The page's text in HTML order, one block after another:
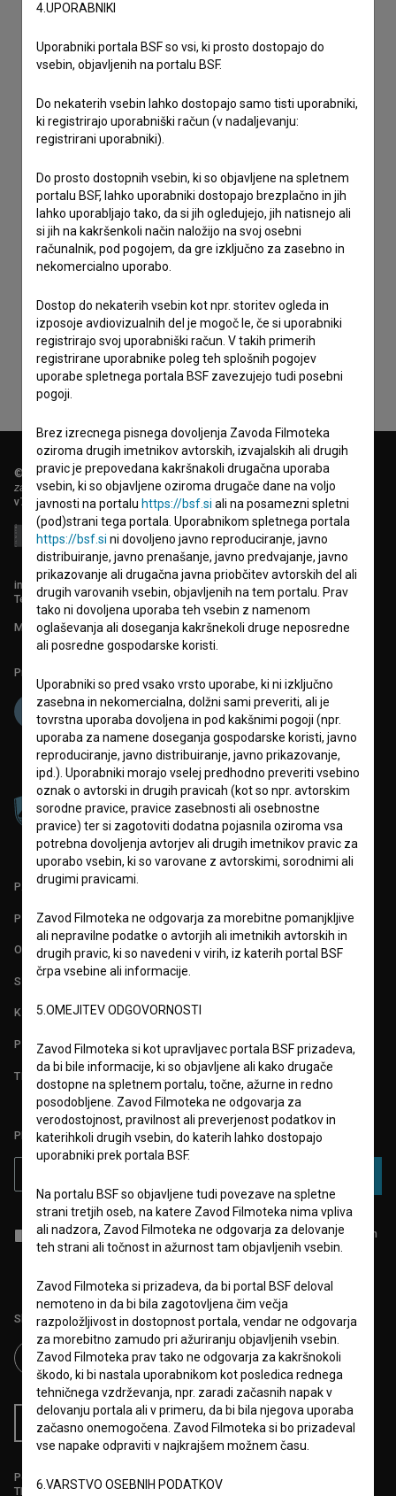
Sprejemamsplošne pogoje in dajem soglasje
zbiranje, hrambo in obdelavo osebnih podatkov.
© 2018-2026, Filmoteka,
zavod za širjenje filmske kulture
v7.151.0
info@filmoteka.si
Tehnična pomoč: podpora@bsf.si
Mednarodna številka ISSN 2670-787X
Projekt sofinancira:
PARTNERJI
POGOJI UPORABE
O PROJEKTU
STATISTIKA
KONTAKT
POGOSTA VPRAŠANJA
TEST FUNKCIONALNOSTI
PRIJAVITE SE NA BSF NOVIČNIK:
Sprejemamsplošne pogojein dajemsoglasjeza zbiranje, hrambo in
obdelavo osebnih podatkov.
Sledite nam na:
RSS novice RSS dogodki
Podprite nas z donacijo na
TRR: SI56 6100 0001 5706 684,
4.UPORABNIKI
Uporabniki portala BSF so vsi, ki prosto dostopajo do
vsebin, objavljenih na portalu BSF.
Do nekaterih vsebin lahko dostopajo samo tisti uporabniki,
ki registrirajo uporabniški račun (v nadaljevanju:
registrirani uporabniki).
Do prosto dostopnih vsebin, ki so objavljene na spletnem
portalu BSF, lahko uporabniki dostopajo brezplačno in jih
lahko uporabljajo tako, da si jih ogledujejo, jih natisnejo ali
si jih na kakršenkoli način naložijo na svoj osebni
računalnik, pod pogojem, da gre izključno za zasebno in
nekomercialno uporabo.
Dostop do nekaterih vsebin kot npr. storitev ogleda in
izposoje avdiovizualnih del je mogoč le, če si uporabniki
registrirajo svoj uporabniški račun. V takih primerih
registrirane uporabnike poleg teh splošnih pogojev
uporabe spletnega portala BSF zavezujejo tudi posebni
pogoji.
Brez izrecnega pisnega dovoljenja Zavoda Filmoteka
oziroma drugih imetnikov avtorskih, izvajalskih ali drugih
pravic je prepovedana kakršnakoli drugačna uporaba
vsebin, ki so objavljene oziroma drugače dane na voljo
javnosti na portalu https://bsf.si ali na posamezni spletni
(pod)strani tega portala. Uporabnikom spletnega portala
https://bsf.si ni dovoljeno javno reproduciranje, javno
distribuiranje, javno prenašanje, javno predvajanje, javno
prikazovanje ali drugačna javna priobčitev avtorskih del ali
drugih varovanih vsebin, objavljenih na tem portalu. Prav
tako ni dovoljena uporaba teh vsebin z namenom
oglaševanja ali doseganja kakršnekoli druge neposredne
ali posredne gospodarske koristi.
Uporabniki so pred vsako vrsto uporabe, ki ni izključno
zasebna in nekomercialna, dolžni sami preveriti, ali je
tovrstna uporaba dovoljena in pod kakšnimi pogoji (npr.
uporaba za namene doseganja gospodarske koristi, javno
reproduciranje, javno distribuiranje, javno prikazovanje,
ipd.). Uporabniki morajo vselej predhodno preveriti vsebino
oznak o avtorski in drugih pravicah (kot so npr. avtorskim
sorodne pravice, pravice zasebnosti ali osebnostne
pravice) ter si zagotoviti dodatna pojasnila oziroma vsa
potrebna dovoljenja avtorjev ali drugih imetnikov pravic za
uporabo vsebin, ki so varovane z avtorskimi, sorodnimi ali
drugimi pravicami.
Zavod Filmoteka ne odgovarja za morebitne pomanjkljive
ali nepravilne podatke o avtorjih ali imetnikih avtorskih in
drugih pravic, ki so navedeni v virih, iz katerih portal BSF
črpa vsebine ali informacije.
5.OMEJITEV ODGOVORNOSTI
Zavod Filmoteka si kot upravljavec portala BSF prizadeva,
da bi bile informacije, ki so objavljene ali kako drugače
dostopne na spletnem portalu, točne, ažurne in redno
posodobljene. Zavod Filmoteka ne odgovarja za
verodostojnost, pravilnost ali preverjenost podatkov in
katerihkoli drugih vsebin, do katerih lahko dostopajo
uporabniki prek portala BSF.
Na portalu BSF so objavljene tudi povezave na spletne
strani tretjih oseb, na katere Zavod Filmoteka nima vpliva
ali nadzora, Zavod Filmoteka ne odgovarja za delovanje
teh strani ali točnost in ažurnost tam objavljenih vsebin.
Zavod Filmoteka si prizadeva, da bi portal BSF deloval
nemoteno in da bi bila zagotovljena čim večja
razpoložljivost in dostopnost portala, vendar ne odgovarja
za morebitno zamudo pri ažuriranju objavljenih vsebin.
Zavod Filmoteka prav tako ne odgovarja za kakršnokoli
škodo, ki bi nastala uporabnikom kot posledica rednega
tehničnega vzdrževanja, npr. zaradi začasnih napak v
delovanju portala ali v primeru, da bi bila njegova uporaba
začasno onemogočena. Zavod Filmoteka si bo prizadeval
vse napake odpraviti v najkrajšem možnem času.
6.VARSTVO OSEBNIH PODATKOV